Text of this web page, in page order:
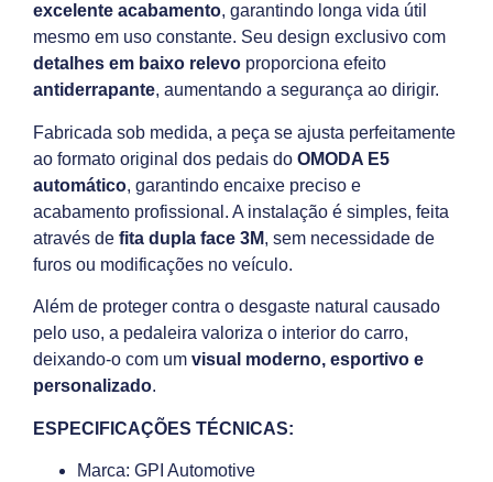
excelente acabamento, garantindo longa vida útil
mesmo em uso constante. Seu design exclusivo com
detalhes em baixo relevo proporciona efeito
antiderrapante, aumentando a segurança ao dirigir.
Fabricada sob medida, a peça se ajusta perfeitamente
ao formato original dos pedais do OMODA E5
automático, garantindo encaixe preciso e
acabamento profissional. A instalação é simples, feita
através de fita dupla face 3M, sem necessidade de
furos ou modificações no veículo.
Além de proteger contra o desgaste natural causado
pelo uso, a pedaleira valoriza o interior do carro,
deixando-o com um visual moderno, esportivo e
personalizado.
ESPECIFICAÇÕES TÉCNICAS:
Marca: GPI Automotive